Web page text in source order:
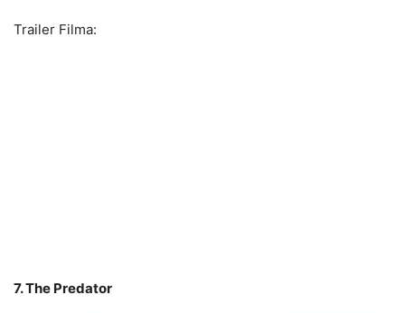
Trailer Filma:
7. The Predator